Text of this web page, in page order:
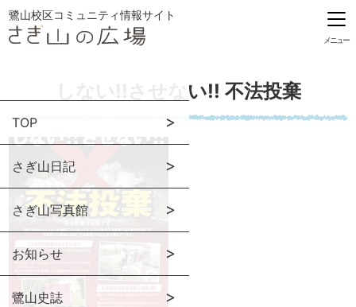
鷺山校区コミュニティ情報サイト
メニュー
TOP
さぎ山日記
さぎ山写真館
お知らせ
鷺山史誌
しない!!させない!! 不法投棄